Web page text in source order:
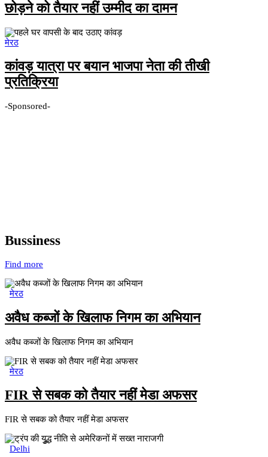
छोड़ने को तैयार नहीं उम्मीद का दामन
मेरठ
कांवड़ यात्रा पर बयान भाजपा नेता की तीखी
प्रतिक्रिया
-Sponsored-
Bussiness
Find more
मेरठ
अवैध कब्जों के खिलाफ निगम का अभियान
अवैध कब्जों के खिलाफ निगम का अभियान
मेरठ
FIR से सबक को तैयार नहीं मेडा अफसर
FIR से सबक को तैयार नहीं मेडा अफसर
Delhi